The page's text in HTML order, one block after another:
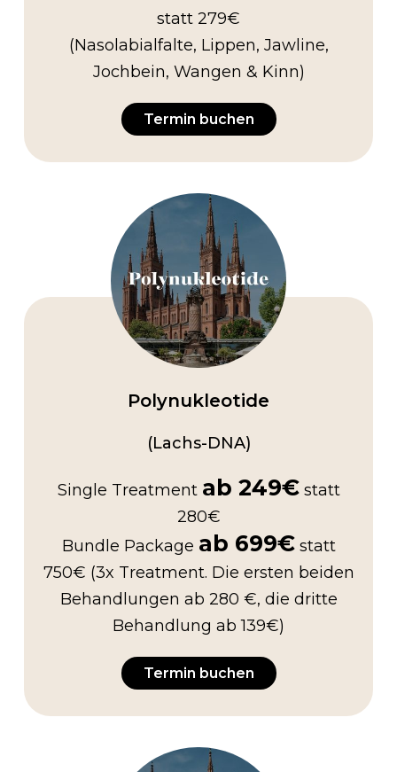
statt 279€
(Nasolabialfalte, Lippen, Jawline,
Jochbein, Wangen & Kinn)
Termin buchen
Polynukleotide
(Lachs-DNA)
Single Treatment ab 249€statt
280€
Bundle Package ab 699€statt
750€ (3x Treatment. Die ersten beiden
Behandlungen ab 280 €, die dritte
Behandlung ab 139€)
Termin buchen